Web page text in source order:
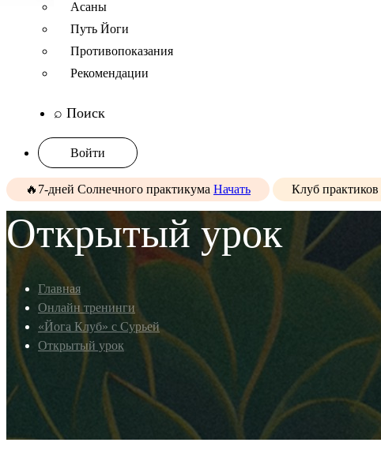
Асаны
Путь Йоги
Противопоказания
Рекомендации
⌕ Поиск
Войти
🔥7-дней Солнечного практикума Начать Клуб практиков
Открытый урок
Главная
Онлайн тренинги
«Йога Клуб» с Сурьей
Открытый урок